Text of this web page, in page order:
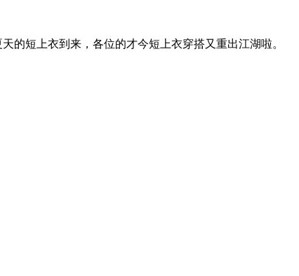
短上衣到来，各位的才今短上衣穿搭又重出江湖啦。